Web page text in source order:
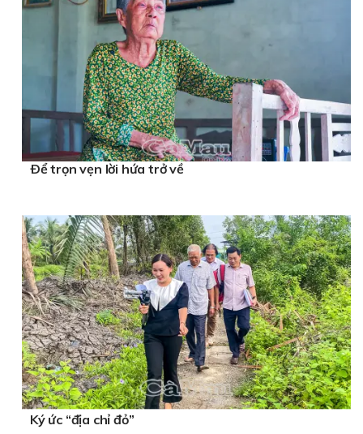
Ðể trọn vẹn lời hứa trở về
Ký ức “địa chỉ đỏ”